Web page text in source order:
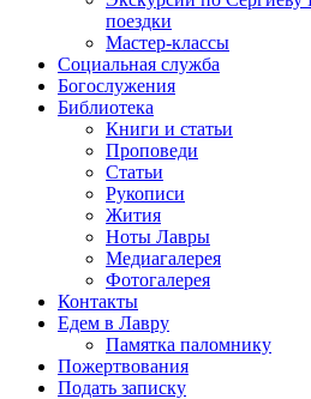
поездки
Мастер-классы
Социальная служба
Богослужения
Библиотека
Книги и статьи
Проповеди
Статьи
Рукописи
Жития
Ноты Лавры
Медиагалерея
Фотогалерея
Контакты
Едем в Лавру
Памятка паломнику
Пожертвования
Подать записку